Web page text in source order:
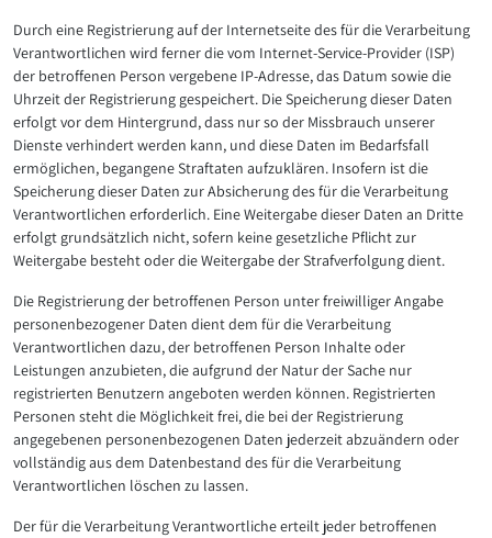
Durch eine Registrierung auf der Internetseite des für die Verarbeitung
Verantwortlichen wird ferner die vom Internet-Service-Provider (ISP)
der betroffenen Person vergebene IP-Adresse, das Datum sowie die
Uhrzeit der Registrierung gespeichert. Die Speicherung dieser Daten
erfolgt vor dem Hintergrund, dass nur so der Missbrauch unserer
Dienste verhindert werden kann, und diese Daten im Bedarfsfall
ermöglichen, begangene Straftaten aufzuklären. Insofern ist die
Speicherung dieser Daten zur Absicherung des für die Verarbeitung
Verantwortlichen erforderlich. Eine Weitergabe dieser Daten an Dritte
erfolgt grundsätzlich nicht, sofern keine gesetzliche Pflicht zur
Weitergabe besteht oder die Weitergabe der Strafverfolgung dient.
Die Registrierung der betroffenen Person unter freiwilliger Angabe
personenbezogener Daten dient dem für die Verarbeitung
Verantwortlichen dazu, der betroffenen Person Inhalte oder
Leistungen anzubieten, die aufgrund der Natur der Sache nur
registrierten Benutzern angeboten werden können. Registrierten
Personen steht die Möglichkeit frei, die bei der Registrierung
angegebenen personenbezogenen Daten jederzeit abzuändern oder
vollständig aus dem Datenbestand des für die Verarbeitung
Verantwortlichen löschen zu lassen.
Der für die Verarbeitung Verantwortliche erteilt jeder betroffenen